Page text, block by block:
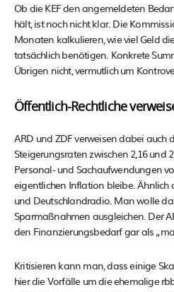
Ob die KEF den angemeldeten
hält, ist noch nicht klar. Die
Monaten kalkulieren, wie viel Geld
tatsächlich benötigen. Konkrete
Übrigen nicht, vermutlich um
Öffentlich-Rechtliche
ARD und ZDF verweisen dabei auch
Steigerungsraten zwischen 2,16 und
Personal- und Sachaufwendungen
eigentlichen Inflation bleibe. Ähnlich
und Deutschlandradio. Man wolle
Sparmaßnahmen ausgleichen. Der
den Finanzierungsbedarf gar als
Kritisieren kann man, dass einige
hier die Vorfälle um die ehemalige